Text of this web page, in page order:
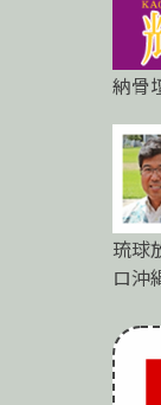
納骨
琉球
ロ沖